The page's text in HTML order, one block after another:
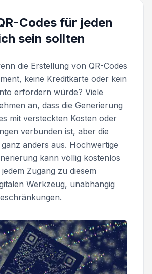
Codes für jeden
sein sollten
die Erstellung von QR-Codes
keine Kreditkarte oder kein
erfordern würde? Viele
an, dass die Generierung
mit versteckten Kosten oder
verbunden ist, aber die
ganz anders aus. Hochwertige
kann völlig kostenlos
Zugang zu diesem
Werkzeug, unabhängig